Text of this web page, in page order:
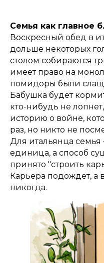
Семья как главное
Воскресный обед в
дольше некоторых
столом собираются
имеет право на
помидоры были
Бабушка будет
кто-нибудь не
историю о войне,
раз, но никто не
Для итальянца семья
единица, а способ
принято "строить
Карьера подождет, а
никогда.